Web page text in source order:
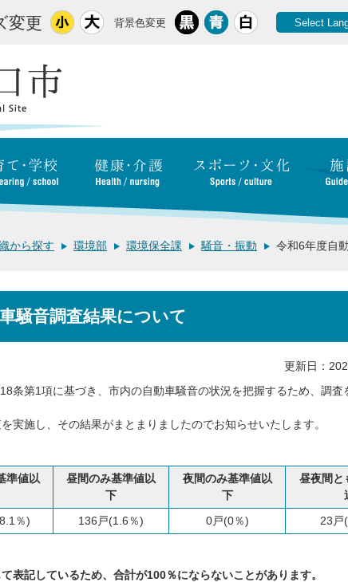
変更 背景色変更 Select
から探す 環境部 環境保全課 騒音・振動 令和6年度自
騒音調査結果について
更新日：
条第1項に基づき、市内の自動車騒音の状況を把握するため、調査
実施し、その結果がまとまりましたのでお知らせいたします。
準値以
昼間のみ基準値以
下
夜間のみ基準値以
下
昼夜間と
％) 136戸(1.6％) 0戸(0％) 23戸
表記しているため、合計が100％にならないことがあります。